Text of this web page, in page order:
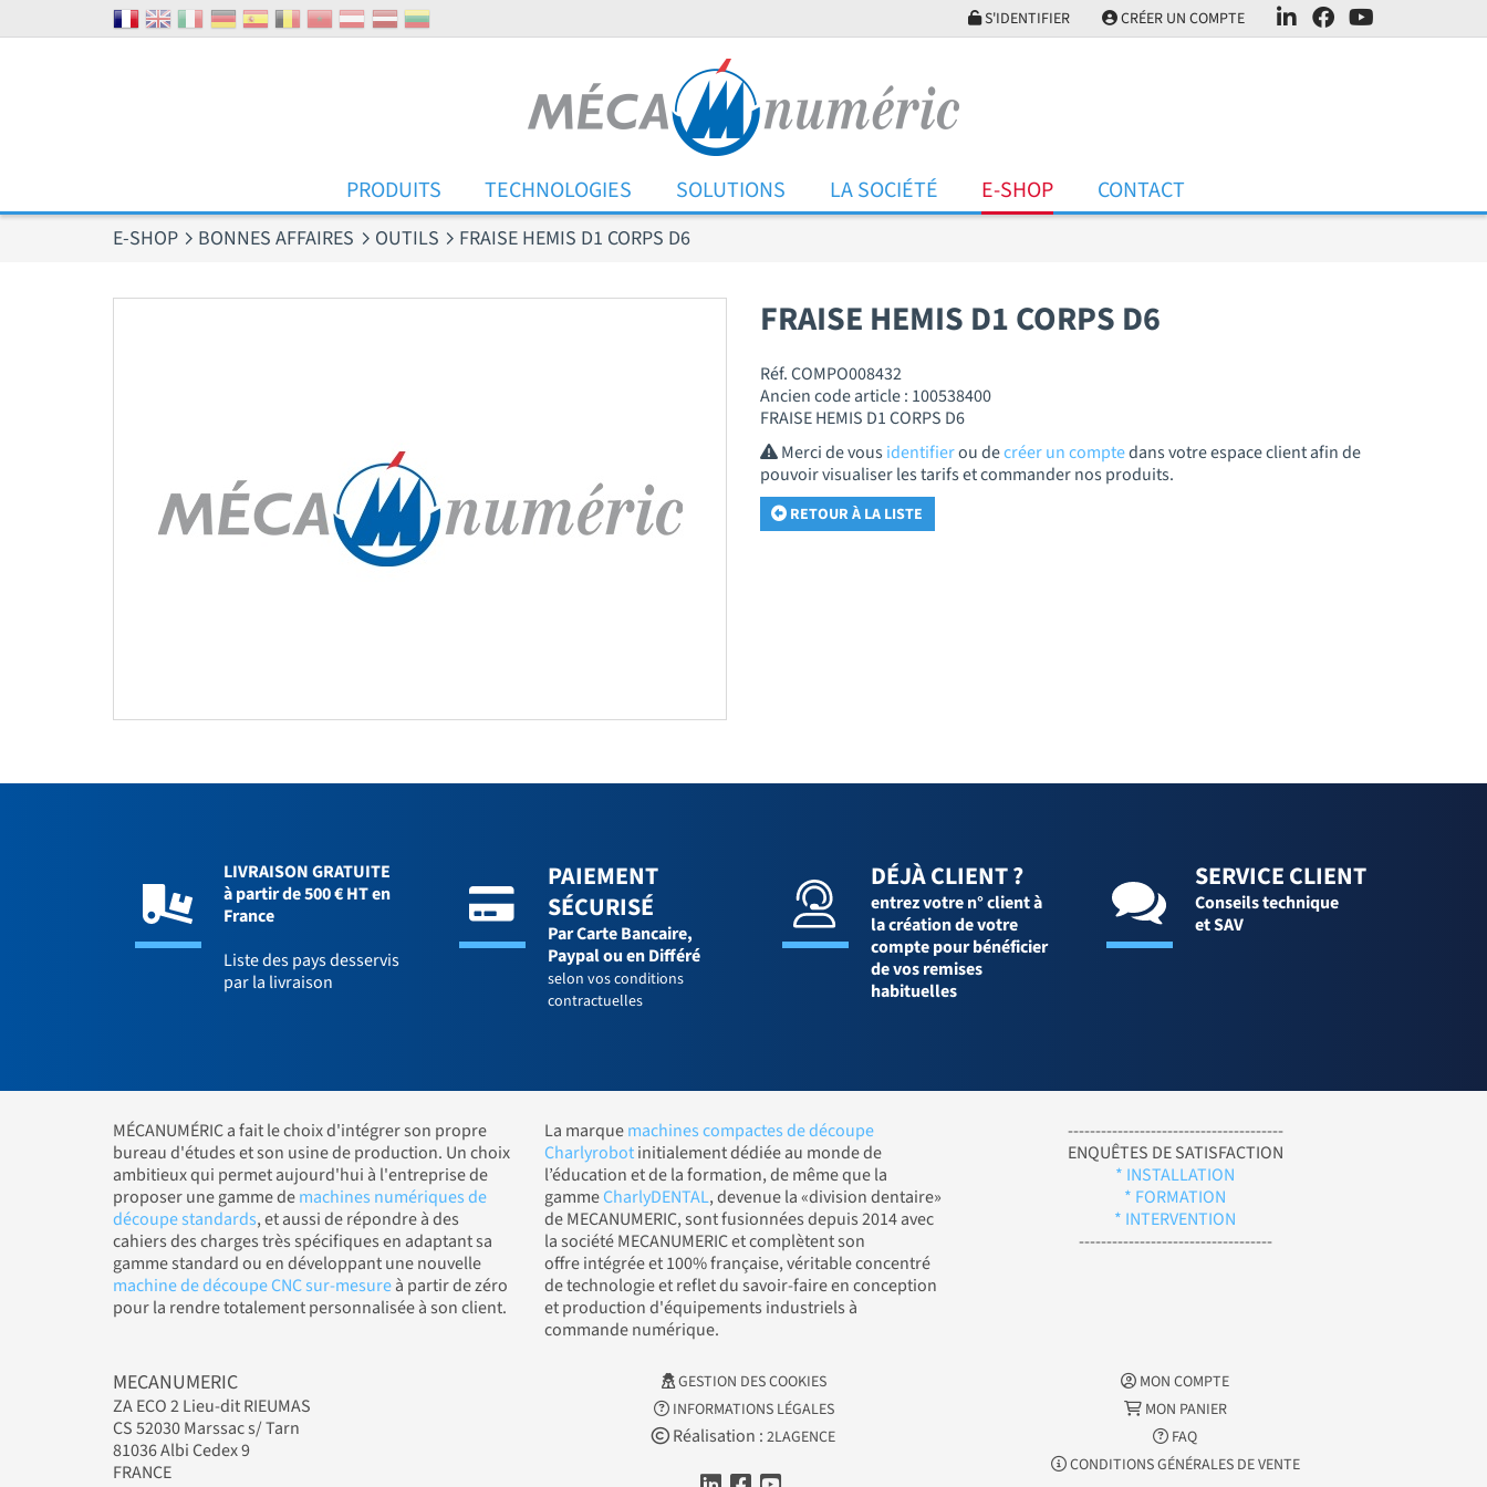
S'IDENTIFIER CRÉER UN COMPTE
PRODUITS TECHNOLOGIES SOLUTIONS LA SOCIÉTÉ E-SHOP CONTACT
E-SHOP BONNES AFFAIRES OUTILS FRAISE HEMIS D1 CORPS D6
FRAISE HEMIS D1 CORPS D6
Réf. COMPO008432
Ancien code article : 100538400
FRAISE HEMIS D1 CORPS D6
Merci de vousidentifierou decréer un comptedans votre espace client afin de
pouvoir visualiser les tarifs et commander nos produits.
RETOUR À LA LISTE
LIVRAISON GRATUITE
à partir de 500 € HT en
France
Liste des pays desservis
par la livraison
PAIEMENT
SÉCURISÉ
Par Carte Bancaire,
Paypal ou en Différé
selon vos conditions
contractuelles
DÉJÀ CLIENT ?
entrez votre n° client à
la création de votre
compte pour bénéficier
de vos remises
habituelles
SERVICE CLIENT
Conseils technique
et SAV
MÉCANUMÉRIC a fait le choix d'intégrer son propre
bureau d'études et son usine de production. Un choix
ambitieux qui permet aujourd'hui à l'entreprise de
proposer une gamme demachines numériques de
découpe standards, et aussi de répondre à des
cahiers des charges très spécifiques en adaptant sa
gamme standard ou en développant une nouvelle
machine de découpe CNC sur-mesureà partir de zéro
pour la rendre totalement personnalisée à son client.
La marquemachines compactes de découpe
Charlyrobotinitialement dédiée au monde de
l’éducation et de la formation, de même que la
gammeCharlyDENTAL, devenue la «division dentaire»
de MECANUMERIC, sont fusionnées depuis 2014 avec
la société MECANUMERIC et complètent son
offre intégrée et 100% française, véritable concentré
de technologie et reflet du savoir-faire en conception
et production d'équipements industriels à
commande numérique.
---------------------------------------
ENQUÊTES DE SATISFACTION
* INSTALLATION
* FORMATION
* INTERVENTION
-----------------------------------
MECANUMERIC
ZA ECO 2 Lieu-dit RIEUMAS
CS 52030 Marssac s/ Tarn
81036 Albi Cedex 9
FRANCE
GESTION DES COOKIES
INFORMATIONS LÉGALES
Réalisation : 2LAGENCE
MON COMPTE
MON PANIER
FAQ
CONDITIONS GÉNÉRALES DE VENTE
Panneau de gestion des cookies